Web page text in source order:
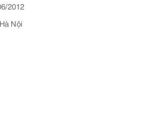
2012
Nội